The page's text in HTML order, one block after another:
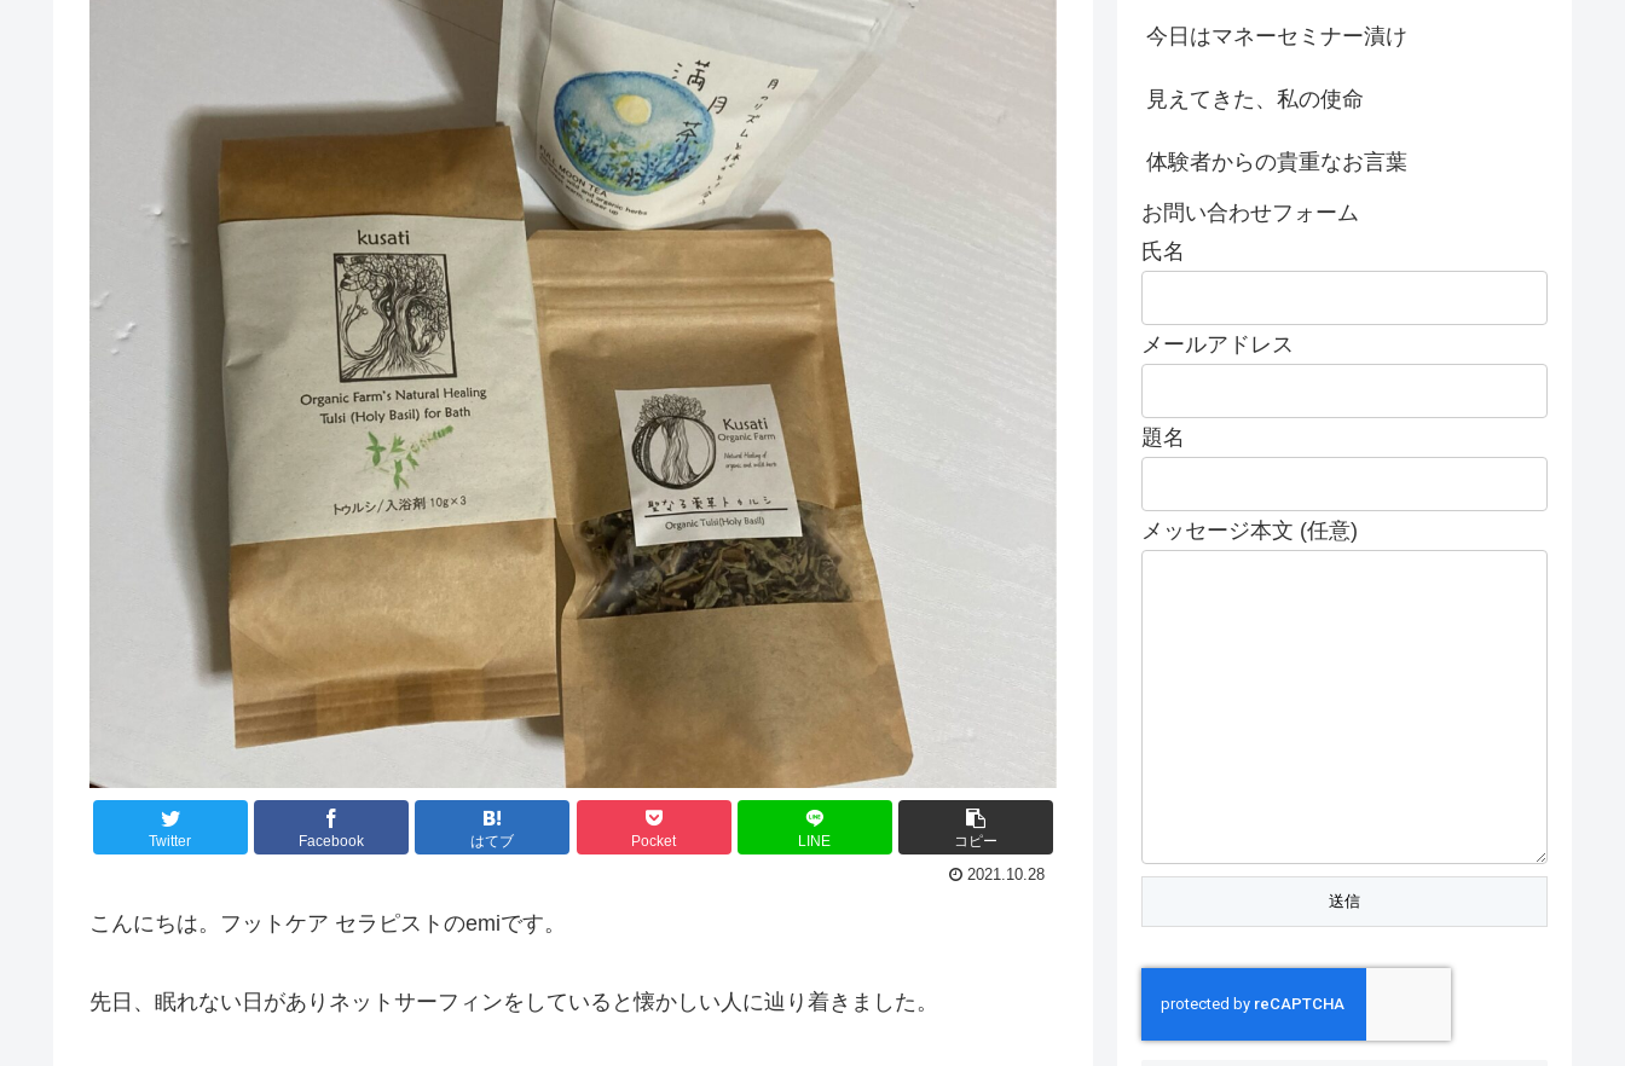
Twitter Facebook はてブ Pocket LINE コピー
2021.10.28
こんにちは。フットケア セラピストのemiです。
先日、眠れない日がありネットサーフィンをしていると懐かしい人に辿り着きました。
今日はマネーセミナー漬け
見えてきた、私の使命
体験者からの貴重なお言葉
お問い合わせフォーム
氏名
メールアドレス
題名
メッセージ本文 (任意)